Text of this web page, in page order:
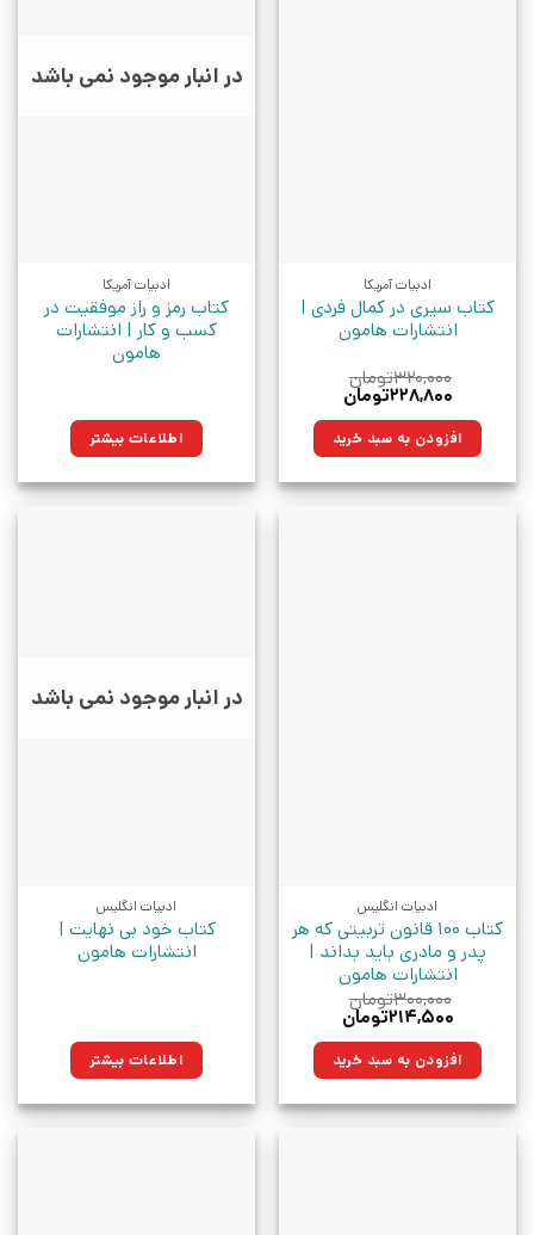
ادبیات آمریکا
کتاب سیری در کمال فردی |
انتشارات هامون
۳۲۰,۰۰۰تومان
قیمت
۳۲۰,۰۰۰تومان
بود.
۲۲۸,۸۰۰تومان
۲۲۸,۸۰۰تومان.افزودن به سبد خرید
در انبار موجود نمی باشد
ادبیات آمریکا
کتاب رمز و راز موفقیت در
کسب و کار | انتشارات
هامون
اطلاعات بیشتر
ادبیات انگلیس
کتاب 100 قانون تربیتی که هر
پدر و مادری باید بداند |
انتشارات هامون
۳۰۰,۰۰۰تومان
قیمت
۳۰۰,۰۰۰تومان
بود.
۲۱۴,۵۰۰تومان
۲۱۴,۵۰۰تومان.افزودن به سبد خرید
در انبار موجود نمی باشد
ادبیات انگلیس
کتاب خود بی نهایت |
انتشارات هامون
اطلاعات بیشتر